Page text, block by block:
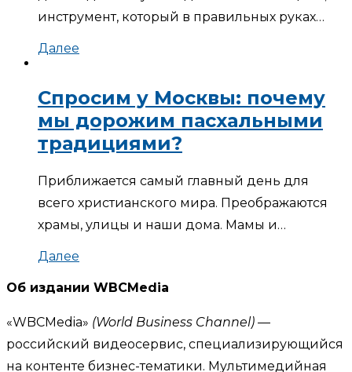
инструмент, который в правильных руках…
Далее
Спросим у Москвы: почему
мы дорожим пасхальными
традициями?
Приближается самый главный день для
всего христианского мира. Преображаются
храмы, улицы и наши дома. Мамы и…
Далее
Об издании WBCMedia
«WBCMedia» (World Business Channel) —
российский видеосервис, специализирующийся
на контенте бизнес-тематики. Мультимедийная